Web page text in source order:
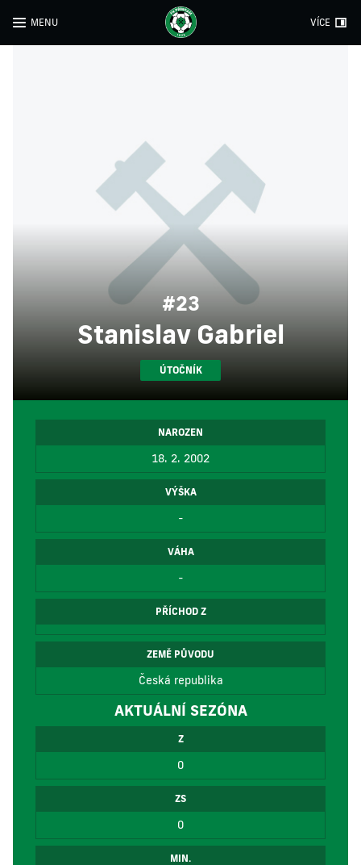
MENU VÍCE
#23
Stanislav Gabriel
ÚTOČNÍK
NAROZEN
18. 2. 2002
VÝŠKA
-
VÁHA
-
PŘÍCHOD Z
ZEMĚ PŮVODU
Česká republika
AKTUÁLNÍ SEZÓNA
Z
0
ZS
0
MIN.